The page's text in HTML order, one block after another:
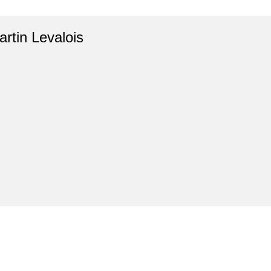
Levalois